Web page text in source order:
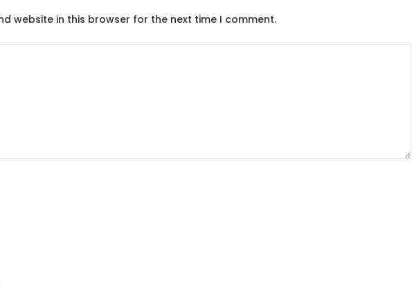
website in this browser for the next time I comment.